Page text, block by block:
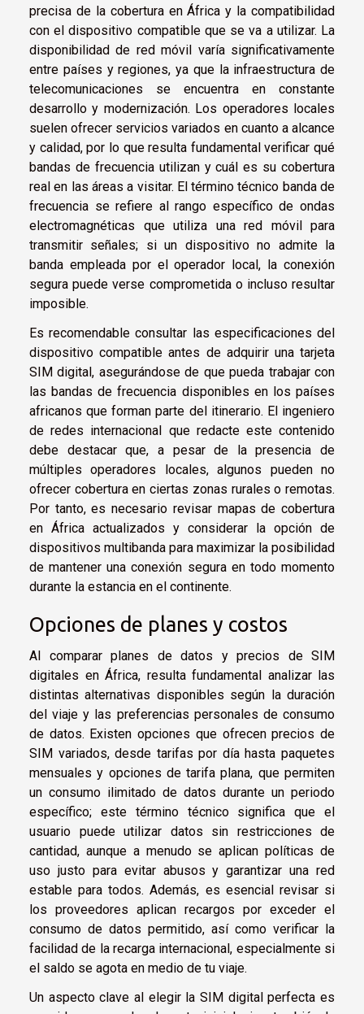
precisa de la cobertura en África y la compatibilidad
con el dispositivo compatible que se va a utilizar. La
disponibilidad de red móvil varía significativamente
entre países y regiones, ya que la infraestructura de
telecomunicaciones se encuentra en constante
desarrollo y modernización. Los operadores locales
suelen ofrecer servicios variados en cuanto a alcance
y calidad, por lo que resulta fundamental verificar qué
bandas de frecuencia utilizan y cuál es su cobertura
real en las áreas a visitar. El término técnico banda de
frecuencia se refiere al rango específico de ondas
electromagnéticas que utiliza una red móvil para
transmitir señales; si un dispositivo no admite la
banda empleada por el operador local, la conexión
segura puede verse comprometida o incluso resultar
imposible.
Es recomendable consultar las especificaciones del
dispositivo compatible antes de adquirir una tarjeta
SIM digital, asegurándose de que pueda trabajar con
las bandas de frecuencia disponibles en los países
africanos que forman parte del itinerario. El ingeniero
de redes internacional que redacte este contenido
debe destacar que, a pesar de la presencia de
múltiples operadores locales, algunos pueden no
ofrecer cobertura en ciertas zonas rurales o remotas.
Por tanto, es necesario revisar mapas de cobertura
en África actualizados y considerar la opción de
dispositivos multibanda para maximizar la posibilidad
de mantener una conexión segura en todo momento
durante la estancia en el continente.
Opciones de planes y costos
Al comparar planes de datos y precios de SIM
digitales en África, resulta fundamental analizar las
distintas alternativas disponibles según la duración
del viaje y las preferencias personales de consumo
de datos. Existen opciones que ofrecen precios de
SIM variados, desde tarifas por día hasta paquetes
mensuales y opciones de tarifa plana, que permiten
un consumo ilimitado de datos durante un periodo
específico; este término técnico significa que el
usuario puede utilizar datos sin restricciones de
cantidad, aunque a menudo se aplican políticas de
uso justo para evitar abusos y garantizar una red
estable para todos. Además, es esencial revisar si
los proveedores aplican recargos por exceder el
consumo de datos permitido, así como verificar la
facilidad de la recarga internacional, especialmente si
el saldo se agota en medio de tu viaje.
Un aspecto clave al elegir la SIM digital perfecta es